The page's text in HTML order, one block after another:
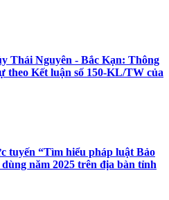
Thái Nguyên - Bắc Kạn: Thông
theo Kết luận số 150-KL/TW của
tuyến “Tìm hiểu pháp luật Bảo
năm 2025 trên địa bàn tỉnh